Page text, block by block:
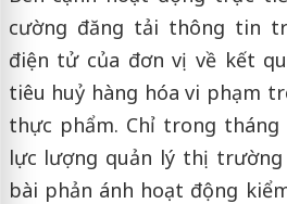
cường đăng tải thông tin
điện tử của đơn vị về kết
tiêu huỷ hàng hóa vi phạm
thực phẩm. Chỉ trong
lực lượng quản lý thị
bài phản ánh hoạt động